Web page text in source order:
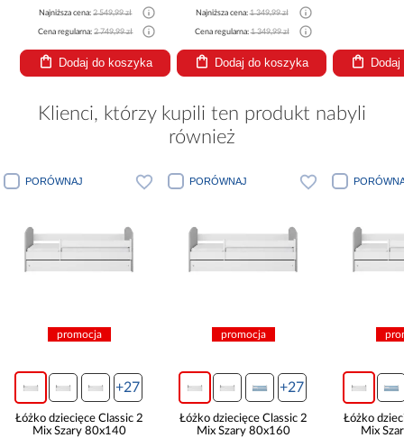
Najniższa cena:2 549,99 zł
Cena regularna:2 749,99 zł
Dodaj do koszyka
Najniższa cena:1 349,99 zł
Cena regularna:1 349,99 zł
Dodaj do koszyka
Klienci, którzy kupili ten produkt nabyli
również
promocja
+27
dziecięce Classic 2
Szary 80x140
PORÓWNAJ
promocja
+27
Łóżko dziecięce Classic 2
Mix Szary 80x160
PORÓWNAJ
promocja
Łóżko dziecięce
Mix Szary